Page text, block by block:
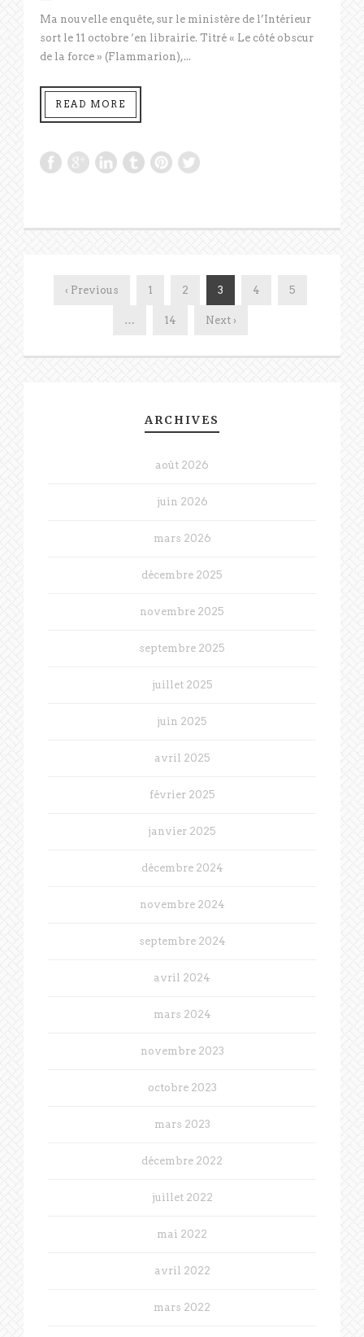
Ma nouvelle enquête, sur le ministère de l’Intérieur
sort le 11 octobre ‘en librairie. Titré « Le côté obscur
de la force » (Flammarion),...
READ MORE
‹ Previous 1 2 3 4 5
… 14 Next ›
ARCHIVES
août 2026
juin 2026
mars 2026
décembre 2025
novembre 2025
septembre 2025
juillet 2025
juin 2025
avril 2025
février 2025
janvier 2025
décembre 2024
novembre 2024
septembre 2024
avril 2024
mars 2024
novembre 2023
octobre 2023
mars 2023
décembre 2022
juillet 2022
mai 2022
avril 2022
mars 2022